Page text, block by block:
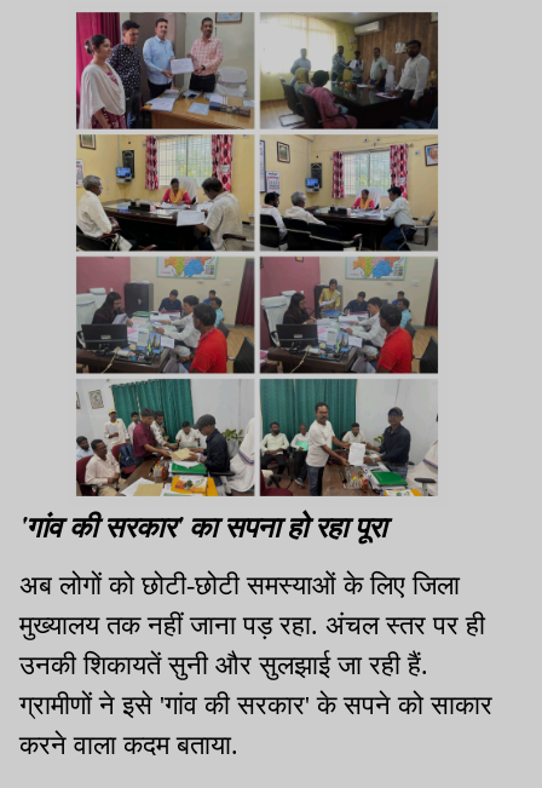
'गांव की सरकार' का सपना हो रहा पूरा
अब लोगों को छोटी-छोटी समस्याओं के लिए जिला
मुख्यालय तक नहीं जाना पड़ रहा. अंचल स्तर पर ही
उनकी शिकायतें सुनी और सुलझाई जा रही हैं.
ग्रामीणों ने इसे 'गांव की सरकार' के सपने को साकार
करने वाला कदम बताया.